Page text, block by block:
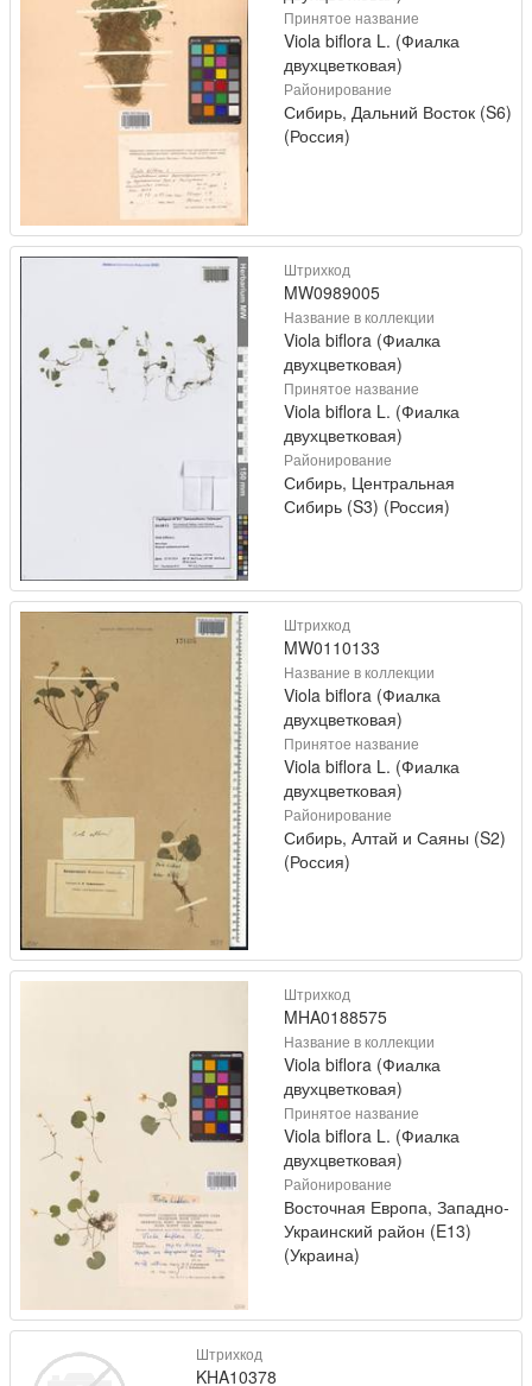
Принятое название
Viola biflora L. (Фиалка
двухцветковая)
Районирование
Сибирь, Дальний Восток (S6)
(Россия)
Штрихкод
MW0989005
Название в коллекции
Viola biflora (Фиалка
двухцветковая)
Принятое название
Viola biflora L. (Фиалка
двухцветковая)
Районирование
Сибирь, Центральная
Сибирь (S3) (Россия)
Штрихкод
MW0110133
Название в коллекции
Viola biflora (Фиалка
двухцветковая)
Принятое название
Viola biflora L. (Фиалка
двухцветковая)
Районирование
Сибирь, Алтай и Саяны (S2)
(Россия)
Штрихкод
MHA0188575
Название в коллекции
Viola biflora (Фиалка
двухцветковая)
Принятое название
Viola biflora L. (Фиалка
двухцветковая)
Районирование
Восточная Европа, Западно-
Украинский район (E13)
(Украина)
Штрихкод
KHA10378